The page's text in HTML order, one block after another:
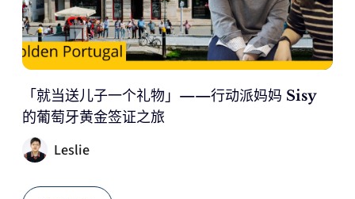
「就当送儿子一个礼物」——行动派妈妈 Sisy
的葡萄牙黄金签证之旅
Leslie